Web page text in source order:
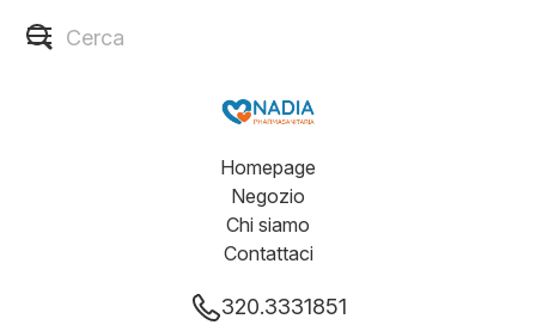
Homepage
Negozio
Chi siamo
Contattaci
320.3331851